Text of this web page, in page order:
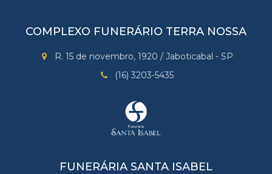
COMPLEXO FUNERÁRIO TERRA NOSSA
R. 15 de novembro, 1920 / Jaboticabal - SP
(16) 3203-5435
FUNERÁRIA SANTA ISABEL